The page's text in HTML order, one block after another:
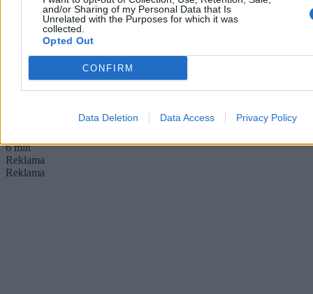
and/or Sharing of my Personal Data that Is
Unrelated with the Purposes for which it was
collected.
Opted Out
CONFIRM
Data Deletion Data Access Privacy Policy
prezydentem w naszym wspólnym domu. Wy zdecydowaliście o
tym, że mam być waszym głosem w Pałacu Prezydenckim –
powiedział Karol Nawrocki podczas obchodów rocznicy jego
zaprzysiężenia na stanowisko prezydenta RP. W trackie wystąpienia
zapowiedział, że w ciągu kilku miesięcy będzie przedstawiona
prezydencka strategia rozwoju.
6 min
Reklama
Reklama